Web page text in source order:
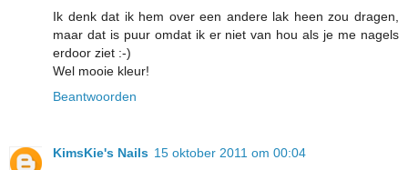
Ik denk dat ik hem over een andere lak heen zou dragen,
maar dat is puur omdat ik er niet van hou als je me nagels
erdoor ziet :-)
Wel mooie kleur!
Beantwoorden
KimsKie's Nails 15 oktober 2011 om 00:04